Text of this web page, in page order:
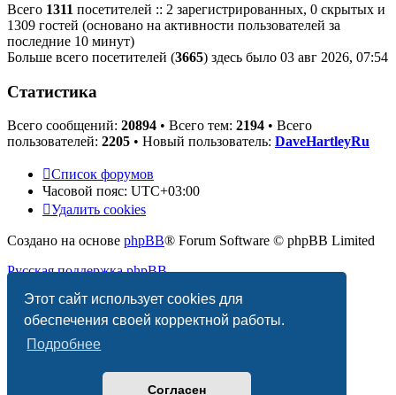
Этот сайт использует cookies для
обеспечения своей корректной работы.
Подробнее
Согласен
Всего 1311 посетителей :: 2 зарегистрированных, 0 скрытых и
1309 гостей (основано на активности пользователей за
последние 10 минут)
Больше всего посетителей (3665) здесь было 03 авг 2026, 07:54
Статистика
Всего сообщений: 20894 • Всего тем: 2194 • Всего
пользователей: 2205 • Новый пользователь: DaveHartleyRu
Список форумов
Часовой пояс: UTC+03:00
Удалить cookies
Создано на основе phpBB® Forum Software © phpBB Limited
Русская поддержка phpBB
Конфиденциальность |Правила